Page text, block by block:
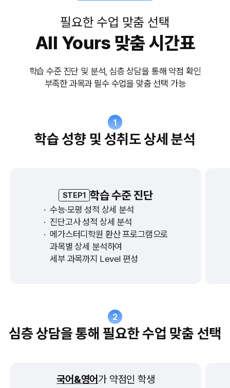
필요한 수업 맞춤 선택
All Yours 맞춤 시간표
학습 수준 진단 및 분석, 심층 상담을 통해 약점 확인
부족한 과목과 필수 수업을 맞춤 선택 가능
1
학습 성향 및 성취도 상세 분석
STEP1 학습 수준 진단
· 수능·모평 성적 상세 분석
· 진단고사 성적 상세 분석
· 메가스터디학원 환산 프로그램으로
과목별 상세 분석하여
세부 과목까지 Level 편성
2
심층 상담을 통해 필요한 수업 맞춤 선택
국어&영어 가 약점인 학생